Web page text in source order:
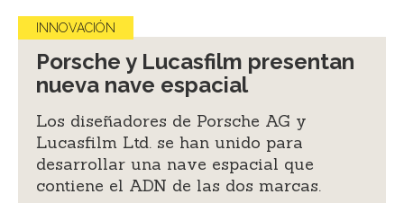
INNOVACIÓN
Porsche y Lucasfilm presentan
nueva nave espacial
Los diseñadores de Porsche AG y
Lucasfilm Ltd. se han unido para
desarrollar una nave espacial que
contiene el ADN de las dos marcas.